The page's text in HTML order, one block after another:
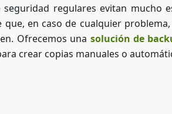
seguridad regulares evitan mucho
que, en caso de cualquier
Ofrecemos una solución de
crear copias manuales o